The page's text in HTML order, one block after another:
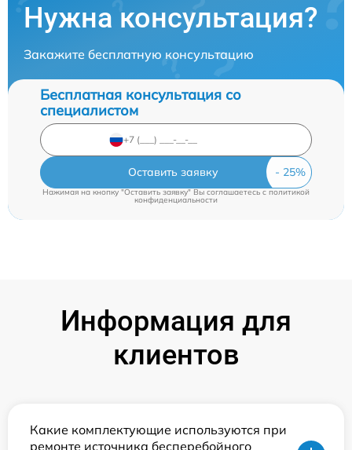
Нужна консультация?
Закажите бесплатную консультацию
Бесплатная консультация со
специалистом
Оставить заявку
Нажимая на кнопку "Оставить заявку" Вы соглашаетесь cполитикой
конфиденциальности
Информация для
клиентов
Какие комплектующие используются при
ремонте источника бесперебойного